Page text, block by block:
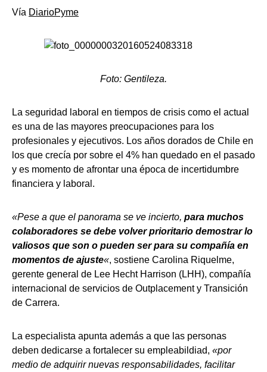
Vía DiarioPyme
Foto: Gentileza.
La seguridad laboral en tiempos de crisis como el actual
es una de las mayores preocupaciones para los
profesionales y ejecutivos. Los años dorados de Chile en
los que crecía por sobre el 4% han quedado en el pasado
y es momento de afrontar una época de incertidumbre
financiera y laboral.
«Pese a que el panorama se ve incierto, para muchos
colaboradores se debe volver prioritario demostrar lo
valiosos que son o pueden ser para su compañía en
momentos de ajuste«, sostiene Carolina Riquelme,
gerente general de Lee Hecht Harrison (LHH), compañía
internacional de servicios de Outplacement y Transición
de Carrera.
La especialista apunta además a que las personas
deben dedicarse a fortalecer su empleabildiad, «por
medio de adquirir nuevas responsabilidades, facilitar